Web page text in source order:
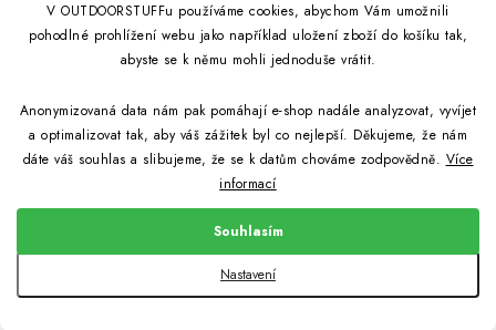
V OUTDOORSTUFFu používáme cookies, abychom Vám umožnili
pohodlné prohlížení webu jako například uložení zboží do košíku tak,
abyste se k němu mohli jednoduše vrátit.
Anonymizovaná data nám pak pomáhají e-shop nadále analyzovat, vyvíjet
a optimalizovat tak, aby váš zážitek byl co nejlepší. Děkujeme, že nám
dáte váš souhlas a slibujeme, že se k datům chováme zodpovědně. Více
informací
Nastavení
Souhlasím
Informace pro vás
Věrnostní program
Reklamace
Citronela a její účinky
Binchotan a jeho čistící vlastnosti
Light My Fire od nyní z bioplastů
Outdoor poradna
Jak vybrat cestovní filtr na vodu
Udržitelně a s přírodou
Snažíme se co nejlépe jak pro zákazníky, tak pro přírodu
Vytvořil Shoptet
Outdoorstuff.cz. Všechna práva vyhrazena.